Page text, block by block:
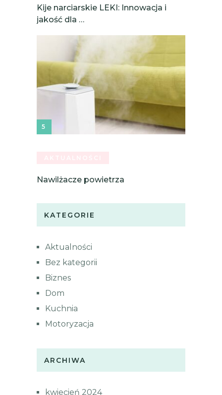
Kije narciarskie LEKI: Innowacja i
jakość dla …
Nawilżacze powietrza
KATEGORIE
Aktualności
Bez kategorii
Biznes
Dom
Kuchnia
Motoryzacja
ARCHIWA
kwiecień 2024